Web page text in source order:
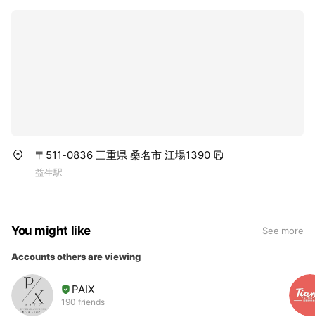
〒511-0836 三重県 桑名市 江場1390
益生駅
You might like See more
Accounts others are viewing
PAIX
190 friends